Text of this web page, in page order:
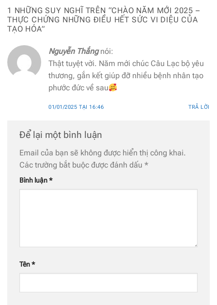
1 NHỮNG SUY NGHĨ TRÊN “CHÀO NĂM MỚI 2025 –
THỰC CHỨNG NHỮNG ĐIỀU HẾT SỨC VI DIỆU CỦA
TẠO HÓA”
Nguyễn Thắng nói:
Thật tuyệt vời. Năm mới chúc Câu Lạc bộ yêu
thương, gắn kết giúp đỡ nhiều bệnh nhân tạo
phước đức về sau
01/01/2025 TẠI 16:46 TRẢ LỜI
Để lại một bình luận
Email của bạn sẽ không được hiển thị công khai.
Các trường bắt buộc được đánh dấu *
Bình luận*
Tên*